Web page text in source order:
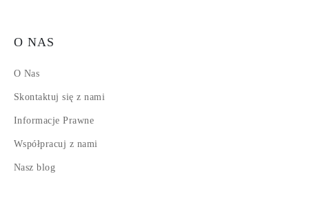
O NAS
O Nas
Skontaktuj się z nami
Informacje Prawne
Współpracuj z nami
Nasz blog